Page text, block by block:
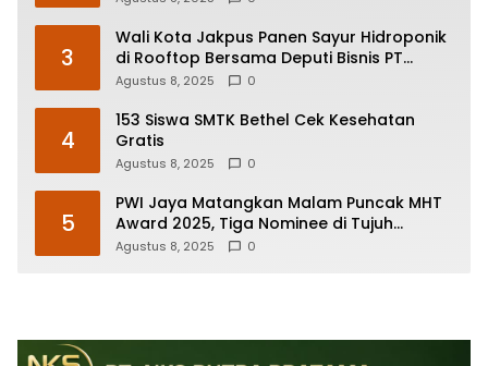
3
Wali Kota Jakpus Panen Sayur Hidroponik
di Rooftop Bersama Deputi Bisnis PT
Pegadaian
Agustus 8, 2025 0
4
153 Siswa SMTK Bethel Cek Kesehatan
Gratis
Agustus 8, 2025 0
5
PWI Jaya Matangkan Malam Puncak MHT
Award 2025, Tiga Nominee di Tujuh
Kategori Siap Rebut Penghargaan
Agustus 8, 2025 0